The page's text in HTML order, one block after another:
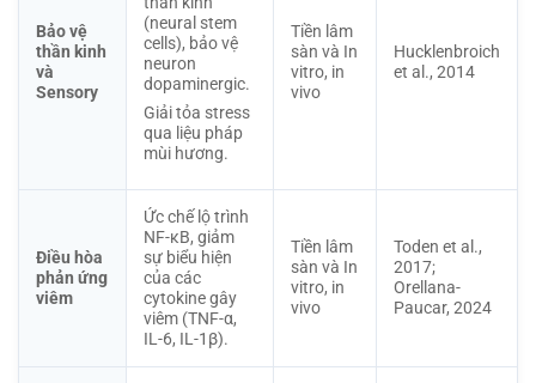
Bảo vệ
thần kinh
và
Sensory
(neural stem
cells), bảo vệ
neuron
dopaminergic.
Giải tỏa stress
qua liệu pháp
mùi hương.
Tiền lâm
sàn và In
vitro, in
vivo
Hucklenbroich
et al., 2014
Điều hòa
phản ứng
viêm
Ức chế lộ trình
NF-κB, giảm
sự biểu hiện
của các
cytokine gây
viêm (TNF-α,
IL-6, IL-1β).
Tiền lâm
sàn và In
vitro, in
vivo
Toden et al.,
2017;
Orellana-
Paucar, 2024